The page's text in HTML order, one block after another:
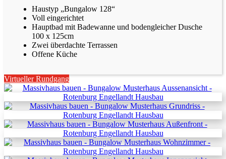
Haustyp „Bungalow 128“
Voll eingerichtet
Hauptbad mit Badewanne und bodengleicher Dusche
100 x 125cm
Zwei überdachte Terrassen
Offene Küche
Virtueller Rundgang